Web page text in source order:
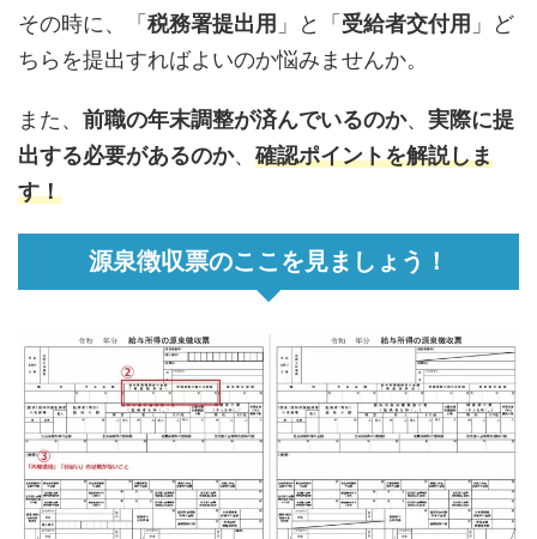
その時に、「 税務署提出用 」と「 受給者交付用 」ど
ちらを提出すればよいのか悩みませんか。
また、 前職の年末調整が済んでいるのか、 実際に提
出する必要があるのか、確認ポイントを解説しま
す！
源泉徴収票のここを見ましょう！